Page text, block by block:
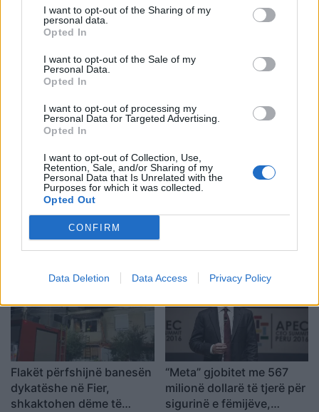
I want to opt-out of the Sharing of my
personal data.
Opted In
I want to opt-out of the Sale of my
Personal Data.
Opted In
I want to opt-out of processing my
Personal Data for Targeted Advertising.
Opted In
I want to opt-out of Collection, Use,
Retention, Sale, and/or Sharing of my
Personal Data that Is Unrelated with the
Purposes for which it was collected.
Opted Out
CONFIRM
Data Deletion Data Access Privacy Policy
reagon presidenti i
Trabzonsporit: Më preku
Edmond Sulës, kontrolle
t’u marrë në pyetje
Argjentina e “dashuruar”
me Infantinon, federata
del me deklaratë zyrtare:
Model transparent
monedhat e tjera
Flakët përfshijnë banesën
dykatëshe në Fier,
shkaktohen dëme të
“Meta” gjobitet me 567
milionë dollarë të tjerë për
sigurinë e fëmijëve,